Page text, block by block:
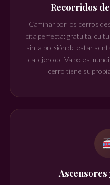
Recorridos
Caminar por los cerros
cita perfecta: gratuita,
sin la presión de estar
callejero de Valpo es
cerro tiene su